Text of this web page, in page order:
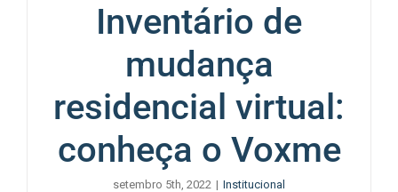
Inventário de
mudança
residencial virtual:
conheça o Voxme
setembro 5th, 2022 | Institucional